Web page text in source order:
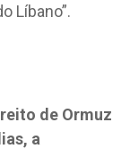
Líbano”.
de Ormuz
a